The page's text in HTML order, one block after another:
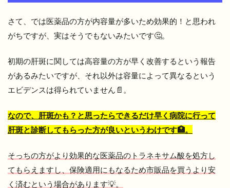
さて、では医薬品の方が内容量が多いため効果的！と思われ
がちですが、実はそうでもないみたいです🤔。
初期の肝斑に関しては高容量の方が早く改善するという報告
があるみたいですが、それ以外は容量によって異なるという
エビデンスは得られていません📄。
なので、肝斑かも？と思ったらできるだけ早く病院に行って
肝斑と診断してもらった方が良いというわけです🏥。
そっちの方がより効果的な医薬品のトラネキサム酸を処方し
てもらえますし、保険適用にもなるため市販品を買うより安
く済むという場合があります💡。